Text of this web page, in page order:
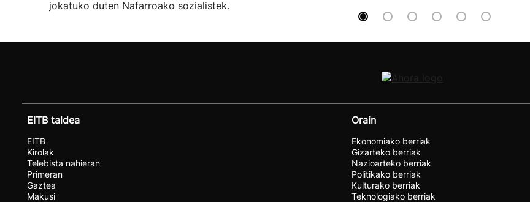
jokatuko duten Nafarroako sozialistek.
EITB taldea
EITB
Kirolak
Telebista nahieran
Primeran
Gaztea
Makusi
Orain
Ekonomiako berriak
Gizarteko berriak
Nazioarteko berriak
Politikako berriak
Kulturako berriak
Teknologiako berriak